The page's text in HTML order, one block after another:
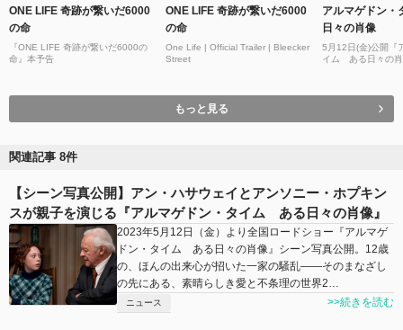
ONE LIFE 奇跡が繋いだ6000
の命
『ONE LIFE 奇跡が繋いだ6000の
命』本予告
ONE LIFE 奇跡が繋いだ6000
の命
One Life | Official Trailer | Bleecker
Street
アルマゲドン・
日々の肖像
5月12日(金)公開『
イム ある日々の
もっと見る
関連記事 8件
【シーン写真公開】アン・ハサウェイとアンソニー・ホプキン
スが親子を演じる『アルマゲドン・タイム ある日々の肖像』
2023年5月12日（⾦）より全国ロードショー『アルマゲ
ドン・タイム ある日々の肖像』シーン写真公開。12歳
の、ほんの出来心が招いた一家の騒乱——そのまなざし
の先にある、素晴らしき愛と不条理の世界2…
ニュース >>続きを読む